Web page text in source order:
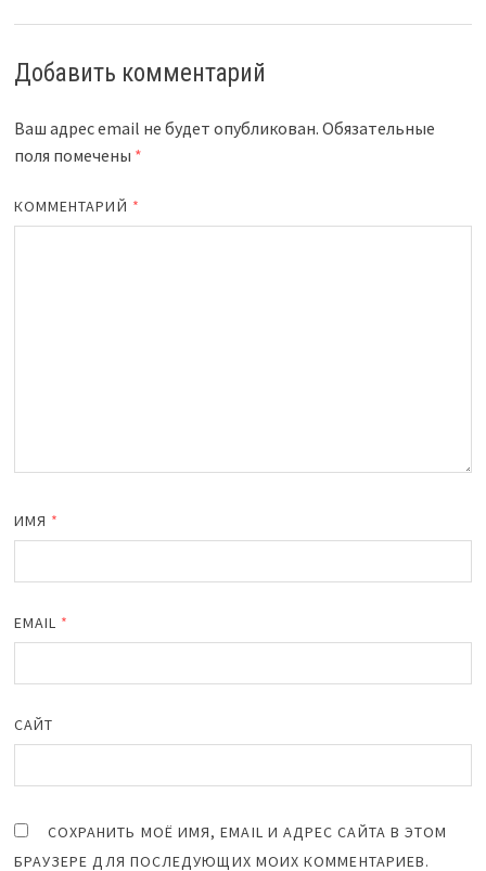
Добавить комментарий
Ваш адрес email не будет опубликован. Обязательные
поля помечены *
КОММЕНТАРИЙ *
ИМЯ *
EMAIL *
САЙТ
СОХРАНИТЬ МОЁ ИМЯ, EMAIL И АДРЕС САЙТА В ЭТОМ
БРАУЗЕРЕ ДЛЯ ПОСЛЕДУЮЩИХ МОИХ КОММЕНТАРИЕВ.